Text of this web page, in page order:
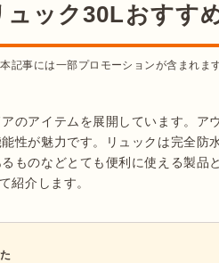
ック30Lおすす
記事には一部プロモーションが含まれま
のアイテムを展開しています。ア
性が魅力です。リュックは完全防
ものなどとても便利に使える製品
紹介します。